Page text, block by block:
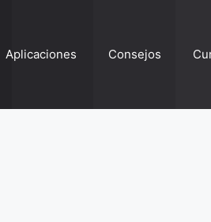
Aplicaciones Consejos